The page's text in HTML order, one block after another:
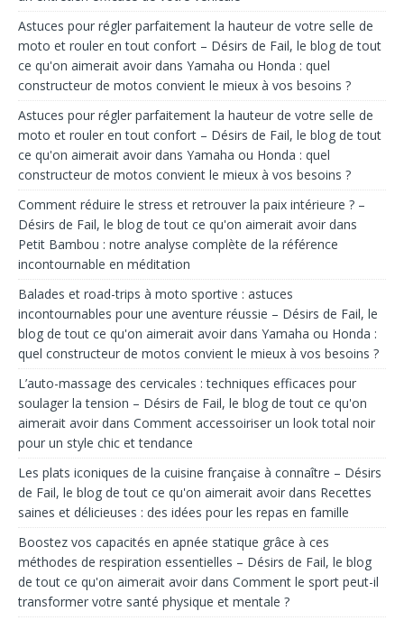
Astuces pour régler parfaitement la hauteur de votre selle de
moto et rouler en tout confort – Désirs de Fail, le blog de tout
ce qu'on aimerait avoir dans Yamaha ou Honda : quel
constructeur de motos convient le mieux à vos besoins ?
Astuces pour régler parfaitement la hauteur de votre selle de
moto et rouler en tout confort – Désirs de Fail, le blog de tout
ce qu'on aimerait avoir dans Yamaha ou Honda : quel
constructeur de motos convient le mieux à vos besoins ?
Comment réduire le stress et retrouver la paix intérieure ? –
Désirs de Fail, le blog de tout ce qu'on aimerait avoir dans
Petit Bambou : notre analyse complète de la référence
incontournable en méditation
Balades et road-trips à moto sportive : astuces
incontournables pour une aventure réussie – Désirs de Fail, le
blog de tout ce qu'on aimerait avoir dans Yamaha ou Honda :
quel constructeur de motos convient le mieux à vos besoins ?
L’auto-massage des cervicales : techniques efficaces pour
soulager la tension – Désirs de Fail, le blog de tout ce qu'on
aimerait avoir dans Comment accessoiriser un look total noir
pour un style chic et tendance
Les plats iconiques de la cuisine française à connaître – Désirs
de Fail, le blog de tout ce qu'on aimerait avoir dans Recettes
saines et délicieuses : des idées pour les repas en famille
Boostez vos capacités en apnée statique grâce à ces
méthodes de respiration essentielles – Désirs de Fail, le blog
de tout ce qu'on aimerait avoir dans Comment le sport peut-il
transformer votre santé physique et mentale ?